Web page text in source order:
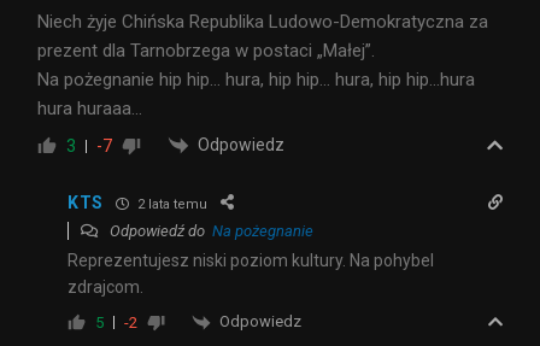
Niech żyje Chińska Republika Ludowo-Demokratyczna za
prezent dla Tarnobrzega w postaci „Małej”.
Na pożegnanie hip hip… hura, hip hip… hura, hip hip…hura
hura huraaa…
3 -7 Odpowiedz
KTS 2 lata temu
Odpowiedź do Na pożegnanie
Reprezentujesz niski poziom kultury. Na pohybel
zdrajcom.
5 -2 Odpowiedz